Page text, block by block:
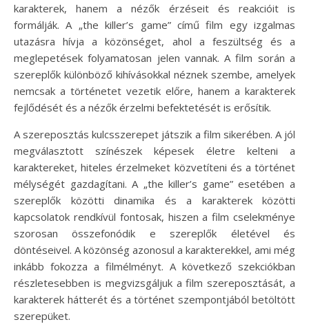
karakterek, hanem a nézők érzéseit és reakcióit is
formálják. A „the killer’s game” című film egy izgalmas
utazásra hívja a közönséget, ahol a feszültség és a
meglepetések folyamatosan jelen vannak. A film során a
szereplők különböző kihívásokkal néznek szembe, amelyek
nemcsak a történetet vezetik előre, hanem a karakterek
fejlődését és a nézők érzelmi befektetését is erősítik.
A szereposztás kulcsszerepet játszik a film sikerében. A jól
megválasztott színészek képesek életre kelteni a
karaktereket, hiteles érzelmeket közvetíteni és a történet
mélységét gazdagítani. A „the killer’s game” esetében a
szereplők közötti dinamika és a karakterek közötti
kapcsolatok rendkívül fontosak, hiszen a film cselekménye
szorosan összefonódik e szereplők életével és
döntéseivel. A közönség azonosul a karakterekkel, ami még
inkább fokozza a filmélményt. A következő szekciókban
részletesebben is megvizsgáljuk a film szereposztását, a
karakterek hátterét és a történet szempontjából betöltött
szerepüket.